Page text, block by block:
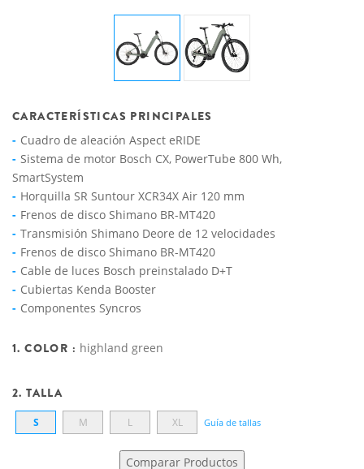
CARACTERÍSTICAS PRINCIPALES
Cuadro de aleación Aspect eRIDE
Sistema de motor Bosch CX, PowerTube 800 Wh,
SmartSystem
Horquilla SR Suntour XCR34X Air 120 mm
Frenos de disco Shimano BR-MT420
Transmisión Shimano Deore de 12 velocidades
Frenos de disco Shimano BR-MT420
Cable de luces Bosch preinstalado D+T
Cubiertas Kenda Booster
Componentes Syncros
1. COLOR : highland green
2. TALLA
S M L XL Guía de tallas
Comparar Productos